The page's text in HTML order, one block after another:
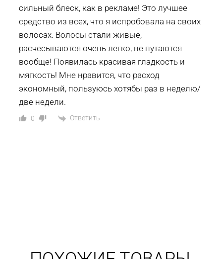
сильный блеск, как в рекламе! Это лучшее
средство из всех, что я испробовала на своих
волосах. Волосы стали живые,
расчесываются очень легко, не путаются
вообще! Появилась красивая гладкость и
мягкость! Мне нравится, что расход
экономный, пользуюсь хотябы раз в неделю/
две недели.
0 Ответить